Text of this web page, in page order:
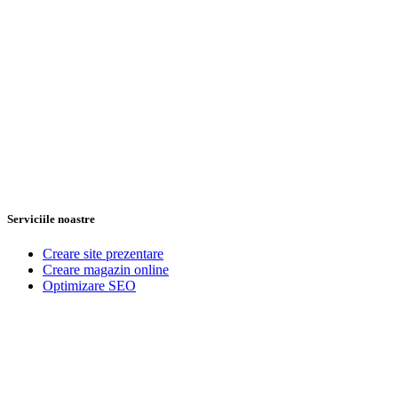
Serviciile noastre
Creare site prezentare
Creare magazin online
Optimizare SEO